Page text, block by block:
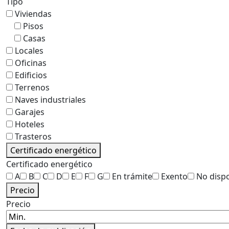
Viviendas
Pisos
Casas
Locales
Oficinas
Edificios
Terrenos
Naves industriales
Garajes
Hoteles
Trasteros
Certificado energético
Certificado energético
A
B C D E F G En trámite Exento
No
Precio
Precio